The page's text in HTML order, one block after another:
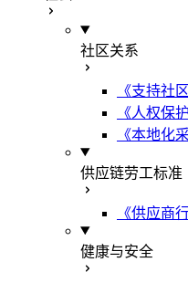
社区关系
《支持社
《人权保
《本地化
供应链劳工标准
《供应商
健康与安全